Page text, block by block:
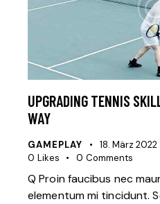
UPGRADING TENNIS
WAY
GAMEPLAY 18. März 2022
0 Likes 0 Comments
Q Proin faucibus nec
elementum mi tincidunt.